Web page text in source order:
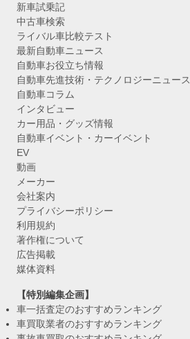
新車試乗記
中古車検索
ライバル車比較テスト
最新自動車ニュース
自動車お役立ち情報
自動車先進技術・テクノロジーニュース
自動車コラム
インタビュー
カー用品・グッズ情報
自動車イベント・カーイベント
EV
動画
メーカー
会社案内
プライバシーポリシー
利用規約
著作権について
広告掲載
媒体資料
【特別編集企画】
車一括査定のおすすめランキング
車買取業者のおすすめランキング